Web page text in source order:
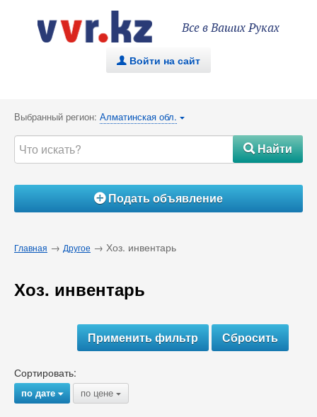
Все в Ваших Руках
. Войти на сайт
Выбранный регион: Алматинская обл. {
#Найти
ÁПодать объявление
Главная → Другое → Хоз. инвентарь
Хоз. инвентарь
Сортировать:
по дате{ по цене {